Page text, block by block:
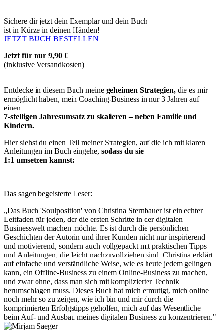
Sichere dir jetzt dein Exemplar und dein Buch
ist in Kürze in deinen Händen!
JETZT BUCH BESTELLEN
Jetzt für nur 9,90 €
(inklusive Versandkosten)
Entdecke in diesem Buch meine geheimen Strategien, die es mir
ermöglicht haben, mein Coaching-Business in nur 3 Jahren auf
einen
7-stelligen Jahresumsatz zu skalieren – neben Familie und
Kindern.
Hier siehst du einen Teil meiner Strategien, auf die ich mit klaren
Anleitungen im Buch eingehe, sodass du sie
1:1 umsetzen kannst:
Das sagen begeisterte Leser:
„Das Buch 'Soulposition' von Christina Sternbauer ist ein echter
Leitfaden für jeden, der die ersten Schritte in der digitalen
Businesswelt machen möchte. Es ist durch die persönlichen
Geschichten der Autorin und ihrer Kunden nicht nur inspirierend
und motivierend, sondern auch vollgepackt mit praktischen Tipps
und Anleitungen, die leicht nachzuvollziehen sind. Christina erklärt
auf einfache und verständliche Weise, wie es heute jedem gelingen
kann, ein Offline-Business zu einem Online-Business zu machen,
und zwar ohne, dass man sich mit komplizierter Technik
herumschlagen muss. Dieses Buch hat mich ermutigt, mich online
noch mehr so zu zeigen, wie ich bin und mir durch die
komprimierten Erfolgstipps geholfen, mich auf das Wesentliche
beim Auf- und Ausbau meines digitalen Business zu konzentrieren."